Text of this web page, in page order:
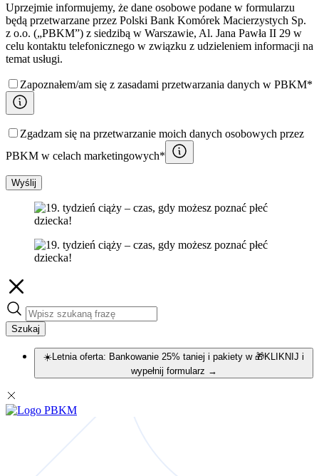
Uprzejmie informujemy, że dane osobowe podane w formularzu
będą przetwarzane przez Polski Bank Komórek Macierzystych Sp.
z o.o. („PBKM”) z siedzibą w Warszawie, Al. Jana Pawła II 29 w
celu kontaktu telefonicznego w związku z udzieleniem informacji na
temat usługi.
Zapoznałem/am się z zasadami przetwarzania danych w PBKM*
Zgadzam się na przetwarzanie moich danych osobowych przez
PBKM w celach marketingowych*
Wyślij
Szukaj
☀️Letnia oferta: Bankowanie 25% taniej i pakiety w 🎁KLIKNIJ i
wypełnij formularz →